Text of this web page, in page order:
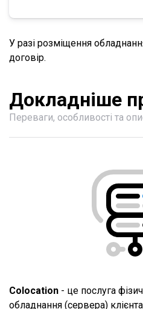
У разі розміщення
договір.
Докладніше
Переваги, особливості та
Colocation - це послуга
обладнання (сервера)